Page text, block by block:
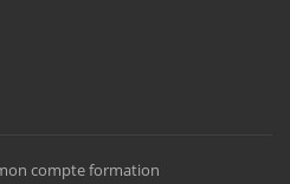
compte formation